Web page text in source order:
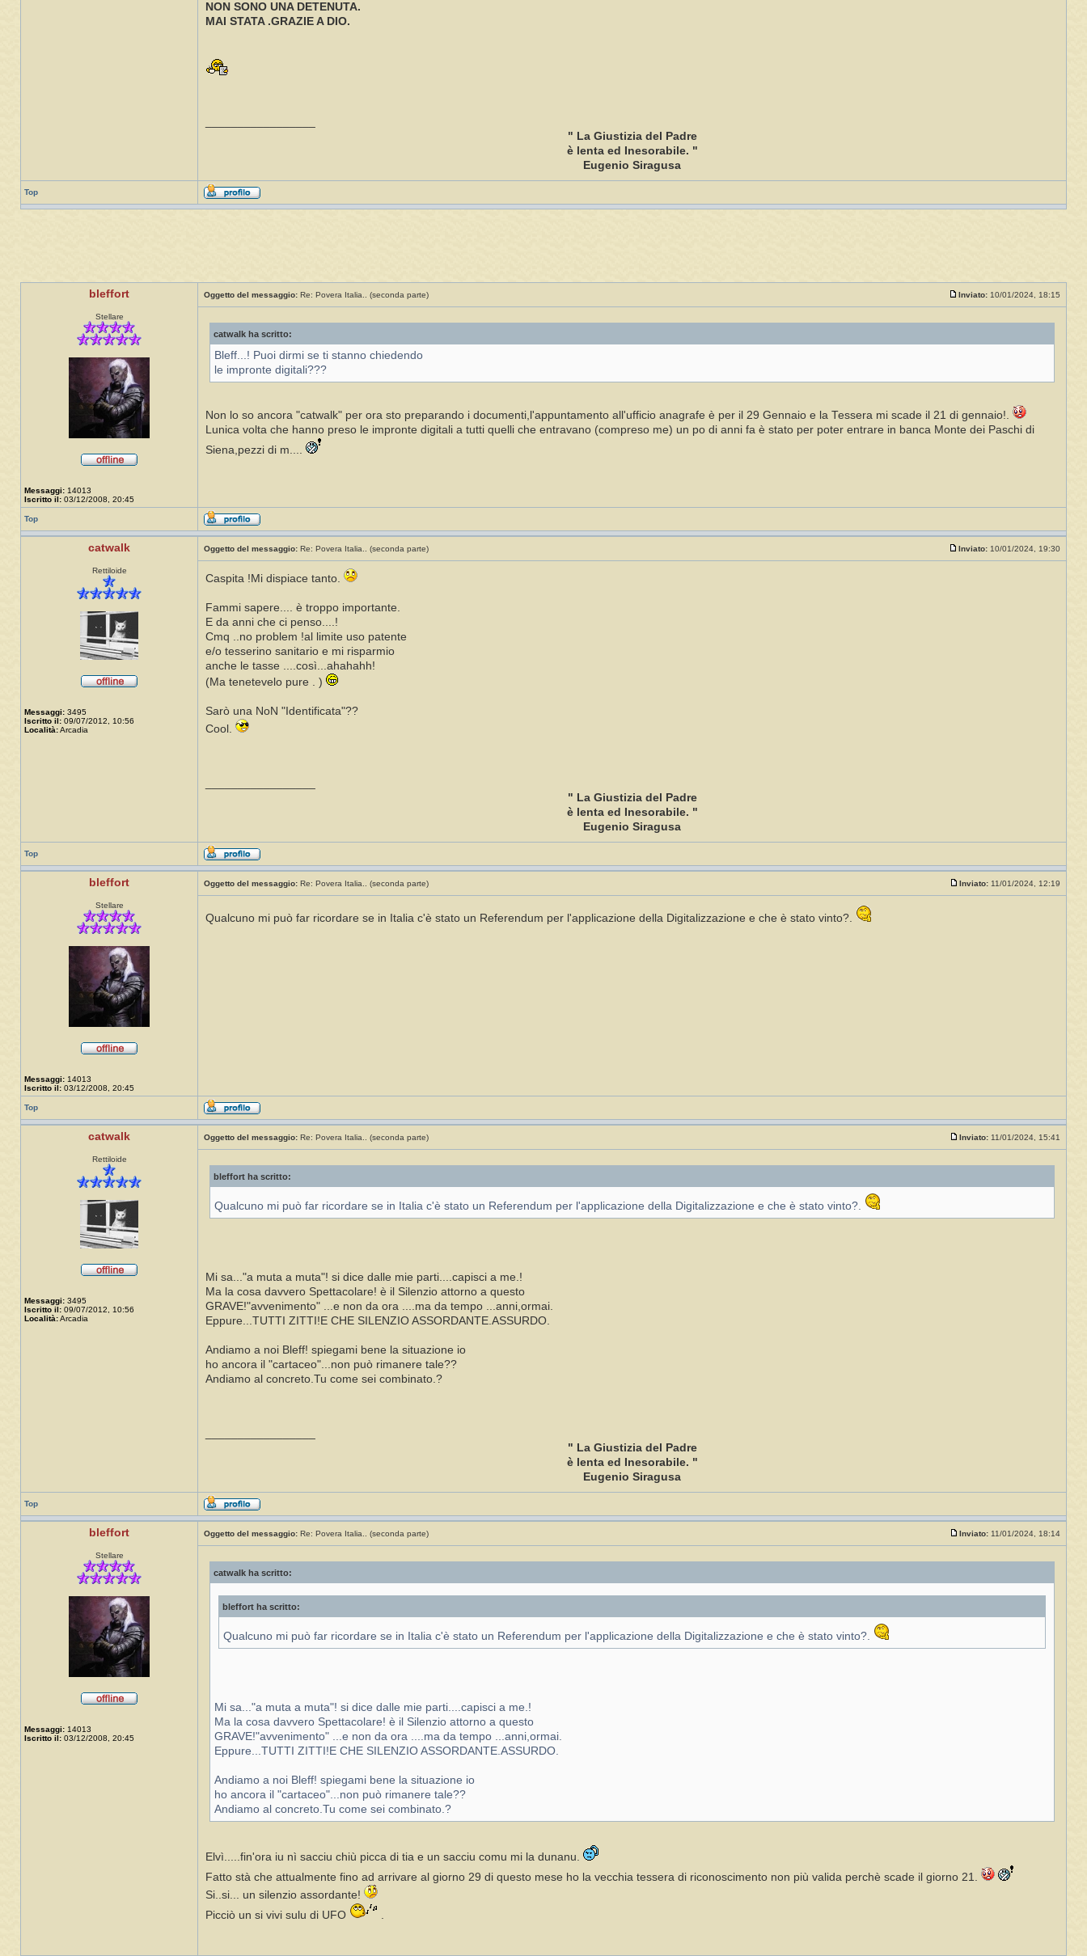
NON SONO UNA DETENUTA.
MAI STATA .GRAZIE A DIO.
" La Giustizia del Padre
è lenta ed Inesorabile. "
Eugenio Siragusa
Top
bleffort
Stellare
Messaggi: 14013
Iscritto il: 03/12/2008, 20:45
Oggetto del messaggio: Re: Povera Italia.. (seconda parte) Inviato: 10/01/2024, 18:15
catwalk ha scritto:
Bleff...! Puoi dirmi se ti stanno chiedendo
le impronte digitali???
Non lo so ancora "catwalk" per ora sto preparando i documenti,l'appuntamento all'ufficio anagrafe è per il 29 Gennaio e la Tessera mi scade il 21 di gennaio!.
Lunica volta che hanno preso le impronte digitali a tutti quelli che entravano (compreso me) un po di anni fa è stato per poter entrare in banca Monte dei Paschi di
Siena,pezzi di m....
Top
catwalk
Rettiloide
Messaggi: 3495
Iscritto il: 09/07/2012, 10:56
Località:Arcadia
Oggetto del messaggio: Re: Povera Italia.. (seconda parte) Inviato: 10/01/2024, 19:30
Caspita !Mi dispiace tanto.
Fammi sapere.... è troppo importante.
E da anni che ci penso....!
Cmq ..no problem !al limite uso patente
e/o tesserino sanitario e mi risparmio
anche le tasse ....così...ahahahh!
(Ma tenetevelo pure . )
Sarò una NoN "Identificata"??
Cool.
" La Giustizia del Padre
è lenta ed Inesorabile. "
Eugenio Siragusa
Top
bleffort
Stellare
Messaggi: 14013
Iscritto il: 03/12/2008, 20:45
Oggetto del messaggio: Re: Povera Italia.. (seconda parte) Inviato: 11/01/2024, 12:19
Qualcuno mi può far ricordare se in Italia c'è stato un Referendum per l'applicazione della Digitalizzazione e che è stato vinto?.
Top
catwalk
Rettiloide
Messaggi: 3495
Iscritto il: 09/07/2012, 10:56
Località:Arcadia
Oggetto del messaggio: Re: Povera Italia.. (seconda parte) Inviato: 11/01/2024, 15:41
bleffort ha scritto:
Qualcuno mi può far ricordare se in Italia c'è stato un Referendum per l'applicazione della Digitalizzazione e che è stato vinto?.
Mi sa..."a muta a muta"! si dice dalle mie parti....capisci a me.!
Ma la cosa davvero Spettacolare! è il Silenzio attorno a questo
GRAVE!"avvenimento" ...e non da ora ....ma da tempo ...anni,ormai.
Eppure...TUTTI ZITTI!E CHE SILENZIO ASSORDANTE.ASSURDO.
Andiamo a noi Bleff! spiegami bene la situazione io
ho ancora il "cartaceo"...non può rimanere tale??
Andiamo al concreto.Tu come sei combinato.?
" La Giustizia del Padre
è lenta ed Inesorabile. "
Eugenio Siragusa
Top
bleffort
Stellare
Messaggi: 14013
Iscritto il: 03/12/2008, 20:45
Oggetto del messaggio: Re: Povera Italia.. (seconda parte) Inviato: 11/01/2024, 18:14
catwalk ha scritto:
bleffort ha scritto:
Qualcuno mi può far ricordare se in Italia c'è stato un Referendum per l'applicazione della Digitalizzazione e che è stato vinto?.
Mi sa..."a muta a muta"! si dice dalle mie parti....capisci a me.!
Ma la cosa davvero Spettacolare! è il Silenzio attorno a questo
GRAVE!"avvenimento" ...e non da ora ....ma da tempo ...anni,ormai.
Eppure...TUTTI ZITTI!E CHE SILENZIO ASSORDANTE.ASSURDO.
Andiamo a noi Bleff! spiegami bene la situazione io
ho ancora il "cartaceo"...non può rimanere tale??
Andiamo al concreto.Tu come sei combinato.?
Elvì.....fin'ora iu nì sacciu chiù picca di tia e un sacciu comu mi la dunanu.
Fatto stà che attualmente fino ad arrivare al giorno 29 di questo mese ho la vecchia tessera di riconoscimento non più valida perchè scade il giorno 21.
Si..si... un silenzio assordante!
Picciò un si vivi sulu di UFO
.